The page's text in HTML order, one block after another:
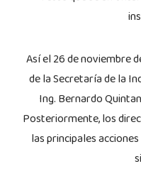
Así el 26 de noviembre
de la Secretaría de la
Ing. Bernardo
Posteriormente, los
las principales